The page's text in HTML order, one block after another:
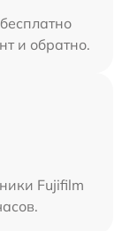
и обратно.
Fujifilm